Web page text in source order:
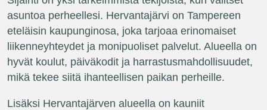
asuntoa perheellesi. Hervantajärvi on Tampereen
eteläisin kaupunginosa, joka tarjoaa erinomaiset
liikenneyhteydet ja monipuoliset palvelut. Alueella on
hyvät koulut, päiväkodit ja harrastusmahdollisuudet,
mikä tekee siitä ihanteellisen paikan perheille.
Lisäksi Hervantajärven alueella on kauniit